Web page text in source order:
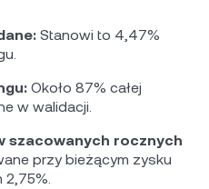
Stanowi to 4,47%
Około 87% całej
w walidacji.
szacowanych rocznych
przy bieżącym zysku
2,75%.